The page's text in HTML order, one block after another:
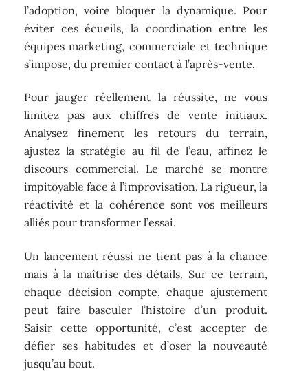
l’adoption, voire bloquer la dynamique. Pour
éviter ces écueils, la coordination entre les
équipes marketing, commerciale et technique
s’impose, du premier contact à l’après-vente.
Pour jauger réellement la réussite, ne vous
limitez pas aux chiffres de vente initiaux.
Analysez finement les retours du terrain,
ajustez la stratégie au fil de l’eau, affinez le
discours commercial. Le marché se montre
impitoyable face à l’improvisation. La rigueur, la
réactivité et la cohérence sont vos meilleurs
alliés pour transformer l’essai.
Un lancement réussi ne tient pas à la chance
mais à la maîtrise des détails. Sur ce terrain,
chaque décision compte, chaque ajustement
peut faire basculer l’histoire d’un produit.
Saisir cette opportunité, c’est accepter de
défier ses habitudes et d’oser la nouveauté
jusqu’au bout.